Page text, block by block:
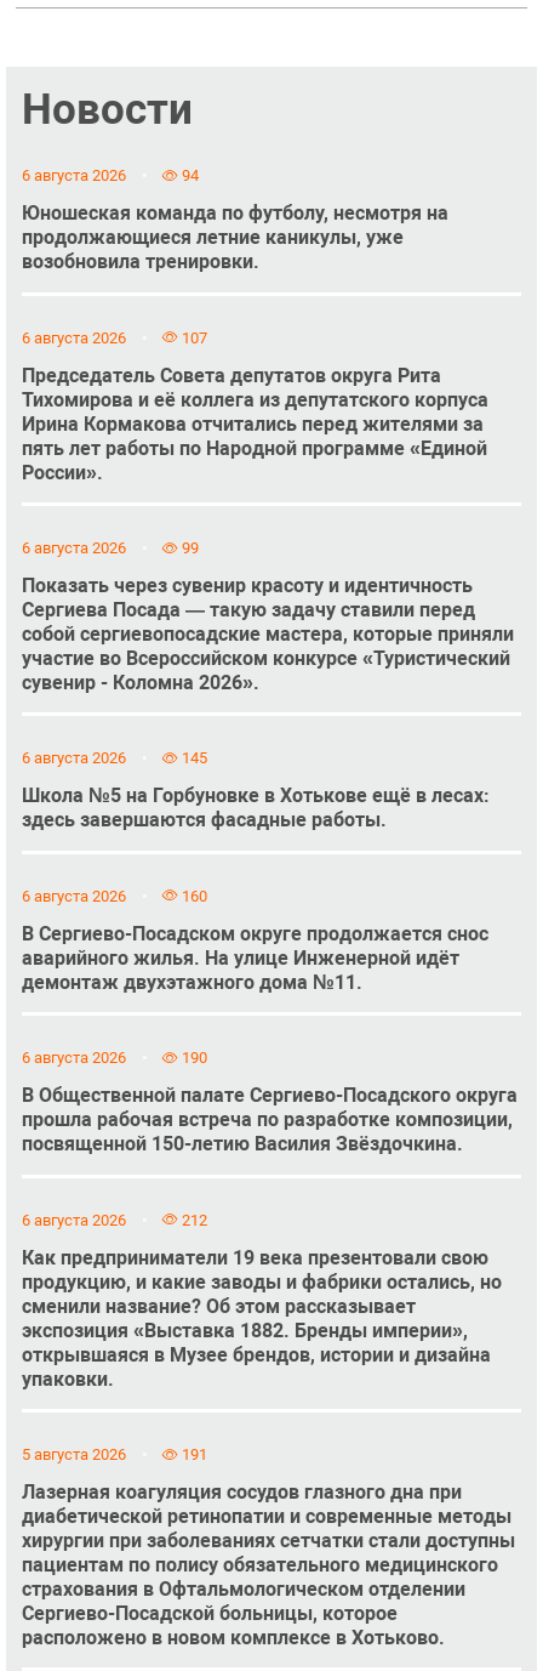
Новости
6 августа 2026 94
Юношеская команда по футболу, несмотря на
продолжающиеся летние каникулы, уже
возобновила тренировки.
6 августа 2026 107
Председатель Совета депутатов округа Рита
Тихомирова и её коллега из депутатского корпуса
Ирина Кормакова отчитались перед жителями за
пять лет работы по Народной программе «Единой
России».
6 августа 2026 99
Показать через сувенир красоту и идентичность
Сергиева Посада — такую задачу ставили перед
собой сергиевопосадские мастера, которые приняли
участие во Всероссийском конкурсе «Туристический
сувенир - Коломна 2026».
6 августа 2026 145
Школа №5 на Горбуновке в Хотькове ещё в лесах:
здесь завершаются фасадные работы.
6 августа 2026 160
В Сергиево-Посадском округе продолжается снос
аварийного жилья. На улице Инженерной идёт
демонтаж двухэтажного дома №11.
6 августа 2026 190
В Общественной палате Сергиево-Посадского округа
прошла рабочая встреча по разработке композиции,
посвященной 150-летию Василия Звёздочкина.
6 августа 2026 212
Как предприниматели 19 века презентовали свою
продукцию, и какие заводы и фабрики остались, но
сменили название? Об этом рассказывает
экспозиция «Выставка 1882. Бренды империи»,
открывшаяся в Музее брендов, истории и дизайна
упаковки.
5 августа 2026 191
Лазерная коагуляция сосудов глазного дна при
диабетической ретинопатии и современные методы
хирургии при заболеваниях сетчатки стали доступны
пациентам по полису обязательного медицинского
страхования в Офтальмологическом отделении
Сергиево-Посадской больницы, которое
расположено в новом комплексе в Хотьково.